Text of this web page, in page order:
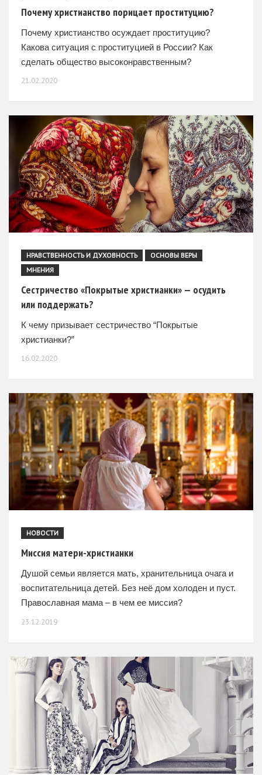
Почему христианство порицает проституцию?
Почему христианство осуждает проституцию?
Какова ситуация с проституцией в России? Как
сделать общество высоконравственным?
21.02.2020
НРАВСТВЕННОСТЬ И ДУХОВНОСТЬ
ОСНОВЫ ВЕРЫ
МНЕНИЯ
Сестричество «Покрытые христианки» — осудить
или поддержать?
К чему призывает сестричество “Покрытые
христианки?”
16.02.2020
НОВОСТИ
Миссия матери-христианки
Душой семьи является мать, хранительница очага и
воспитательница детей. Без неё дом холоден и пуст.
Православная мама – в чем ее миссия?
Беременность – духовный труд Семья – основная
23.12.2019